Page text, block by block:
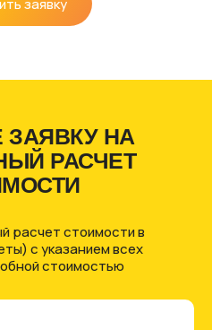
ЗАЯВКУ НА
РАСЧЕТ
расчет стоимости в
с указанием всех
стоимостью